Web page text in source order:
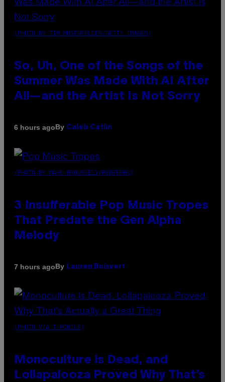
(PHOTO BY TIM MOSENFELDER/GETTY IMAGES)
So, Uh, One of the Songs of the
Summer Was Made With AI After
All—and the Artist Is Not Sorry
6 hours agoBy Caleb Catlin
(PHOTO BY MARC BROUSSELY/REDFERNS)
3 Insufferable Pop Music Tropes
That Predate the Gen Alpha
Melody
7 hours agoBy Lauren Boisvert
(PHOTO VIA T-MOBILE)
Monoculture is Dead, and
Lollapalooza Proved Why That’s